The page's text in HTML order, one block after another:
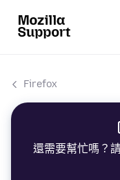
Firefox
還需要幫忙嗎？